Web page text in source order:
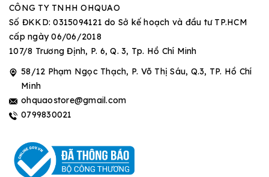
CÔNG TY TNHH OHQUAO
Số ĐKKD: 0315094121 do Sở kế hoạch và đầu tư TP.HCM
cấp ngày 06/06/2018
107/8 Trương Định, P. 6, Q. 3, Tp. Hồ Chí Minh
58/12 Phạm Ngọc Thạch, P. Võ Thị Sáu, Q.3, TP. Hồ Chí
Minh
ohquaostore@gmail.com
0799830021